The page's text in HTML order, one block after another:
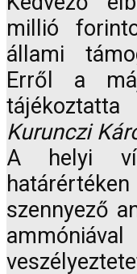
millió
állami
Erről a
Kurunczi
A helyi
szennyező